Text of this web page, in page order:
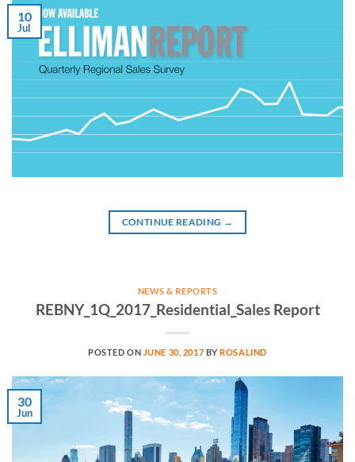
10
Jul
CONTINUE READING →
NEWS & REPORTS
REBNY_1Q_2017_Residential_Sales Report
POSTED ON JUNE 30, 2017 BYROSALIND
30
Jun